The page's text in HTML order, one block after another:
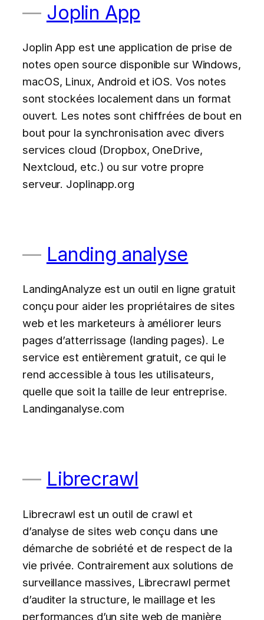
Joplin App
Joplin App est une application de prise de
notes open source disponible sur Windows,
macOS, Linux, Android et iOS. Vos notes
sont stockées localement dans un format
ouvert. Les notes sont chiffrées de bout en
bout pour la synchronisation avec divers
services cloud (Dropbox, OneDrive,
Nextcloud, etc.) ou sur votre propre
serveur. Joplinapp.org
Landing analyse
LandingAnalyze est un outil en ligne gratuit
conçu pour aider les propriétaires de sites
web et les marketeurs à améliorer leurs
pages d’atterrissage (landing pages). Le
service est entièrement gratuit, ce qui le
rend accessible à tous les utilisateurs,
quelle que soit la taille de leur entreprise.
Landinganalyse.com
Librecrawl
Librecrawl est un outil de crawl et
d’analyse de sites web conçu dans une
démarche de sobriété et de respect de la
vie privée. Contrairement aux solutions de
surveillance massives, Librecrawl permet
d’auditer la structure, le maillage et les
performances d’un site web de manière